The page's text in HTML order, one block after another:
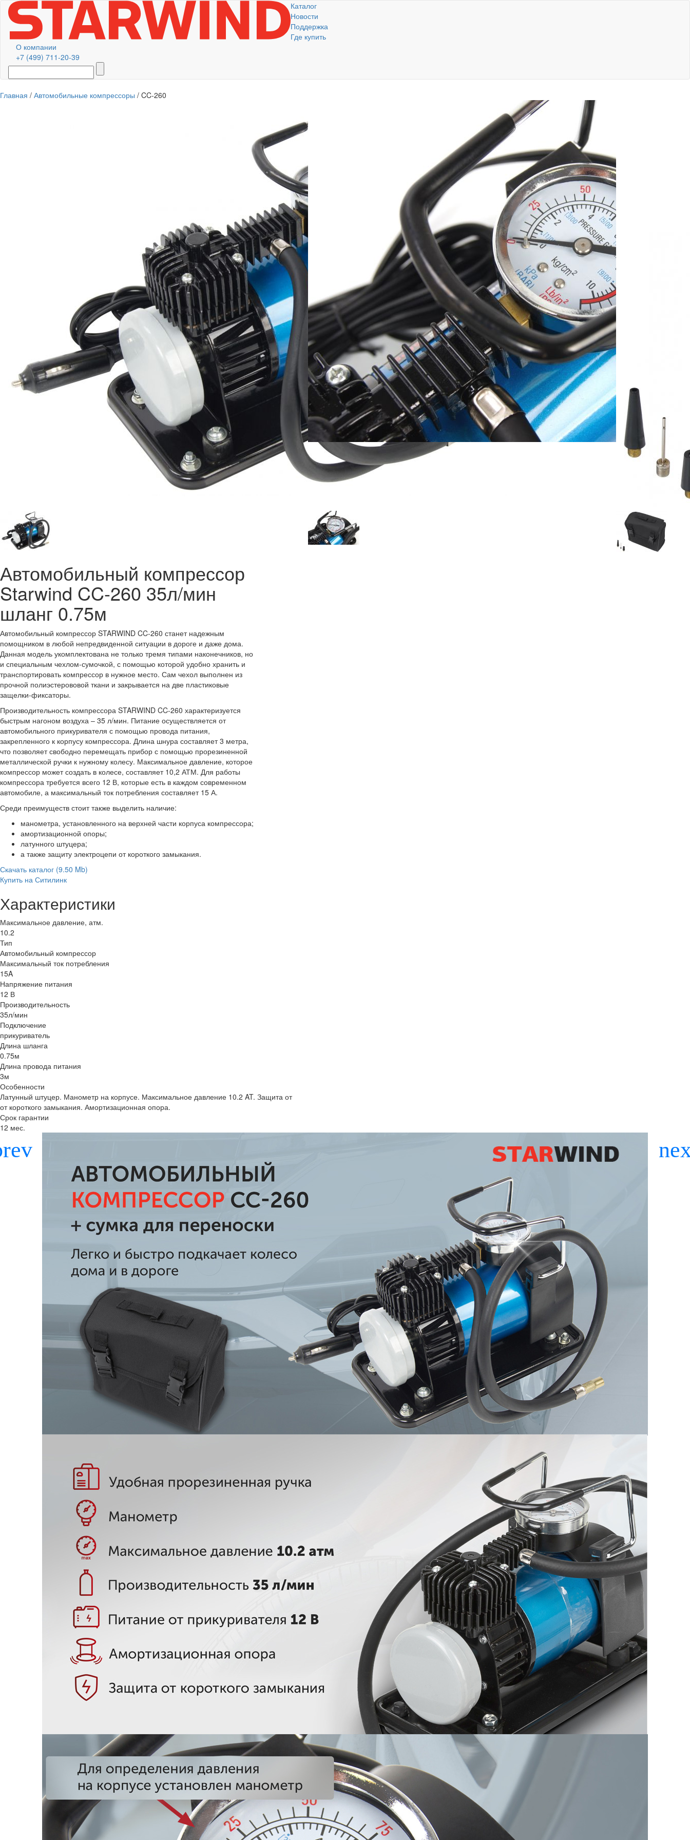
Каталог
Новости
Поддержка
Где купить
О компании
+7 (499) 711-20-39
Главная / Автомобильные компрессоры / CC-260
Автомобильный компрессор
Starwind CC-260 35л/мин
шланг 0.75м
Автомобильный компрессор STARWIND CC-260 станет надежным
помощником в любой непредвиденной ситуации в дороге и даже дома.
Данная модель укомплектована не только тремя типами наконечников, но
и специальным чехлом-сумочкой, с помощью которой удобно хранить и
транспортировать компрессор в нужное место. Сам чехол выполнен из
прочной полиэстерововой ткани и закрывается на две пластиковые
защелки-фиксаторы.
Производительность компрессора STARWIND CC-260 характеризуется
быстрым нагоном воздуха – 35 л/мин. Питание осуществляется от
автомобильного прикуривателя с помощью провода питания,
закрепленного к корпусу компрессора. Длина шнура составляет 3 метра,
что позволяет свободно перемещать прибор с помощью прорезиненной
металлической ручки к нужному колесу. Максимальное давление, которое
компрессор может создать в колесе, составляет 10,2 АТМ. Для работы
компрессора требуется всего 12 В, которые есть в каждом современном
автомобиле, а максимальный ток потребления составляет 15 А.
Среди преимуществ стоит также выделить наличие:
манометра, установленного на верхней части корпуса компрессора;
амортизационной опоры;
латунного штуцера;
а также защиту электроцепи от короткого замыкания.
Скачать каталог (9.50 Mb)
Купить на Ситилинк
Характеристики
Максимальное давление, атм.
10.2
Тип
Автомобильный компрессор
Максимальный ток потребления
15A
Напряжение питания
12 В
Производительность
35л/мин
Подключение
прикуриватель
Длина шланга
0.75м
Длина провода питания
3м
Особенности
Латунный штуцер. Манометр на корпусе. Максимальное давление 10.2 AT. Защита от
от короткого замыкания. Амортизационная опора.
Срок гарантии
12 мес.